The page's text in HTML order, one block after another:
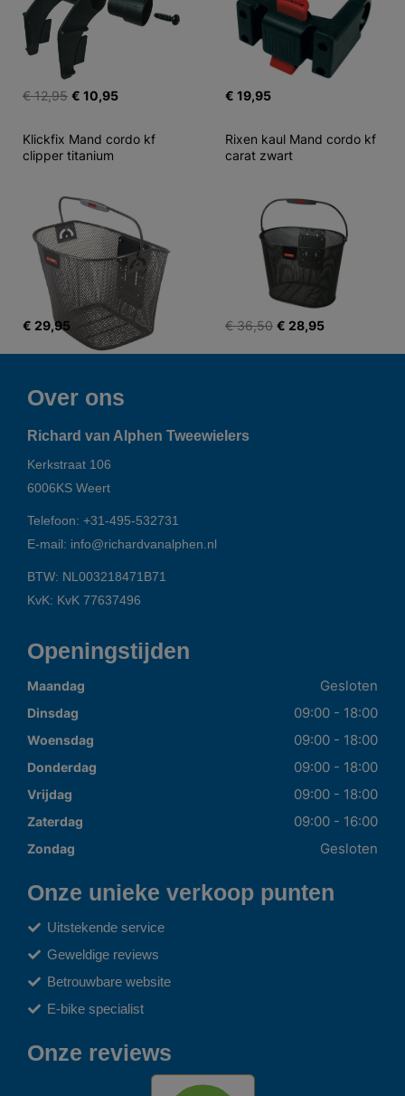
€ 12,95 € 10,95 € 19,95
Klickfix Mand cordo kf
clipper titanium
€ 29,95
Rixen kaul Mand cordo kf
carat zwart
€ 36,50 € 28,95
Over ons
Richard van Alphen Tweewielers
Kerkstraat 106
6006KS Weert
Telefoon: +31-495-532731
E-mail: info@richardvanalphen.nl
BTW: NL003218471B71
KvK: KvK 77637496
Openingstijden
Maandag Gesloten
Dinsdag 09:00 - 18:00
Woensdag 09:00 - 18:00
Donderdag 09:00 - 18:00
Vrijdag 09:00 - 18:00
Zaterdag 09:00 - 16:00
Zondag Gesloten
Onze unieke verkoop punten
Uitstekende service
Geweldige reviews
Betrouwbare website
E-bike specialist
Onze reviews